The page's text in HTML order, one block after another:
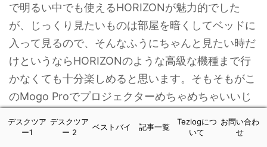
で明るい中でも使えるHORIZONが魅力的でした
が、じっくり見たいものは部屋を暗くしてベッドに
入って見るので、そんなふうにちゃんと見たい時だ
けというならHORIZONのような高級な機種まで行
かなくても十分楽しめると思います。そもそもがこ
のMogo Proでプロジェクターめちゃめちゃいいじ
も本当におすすめ出来ます。
デスクツア
ー1
デスクツア
ー 2
ベストバイ 記事一覧
Tezlogにつ
いて
お問い合わ
せ